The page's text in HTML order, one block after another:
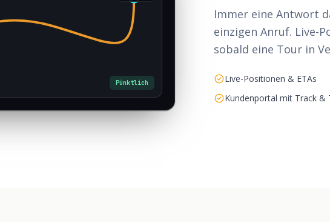
Immer eine Antwort
einzigen Anruf. Live-
sobald eine Tour in
Live-Positionen & ETAs
Kundenportal mit Track &
Pünktlich